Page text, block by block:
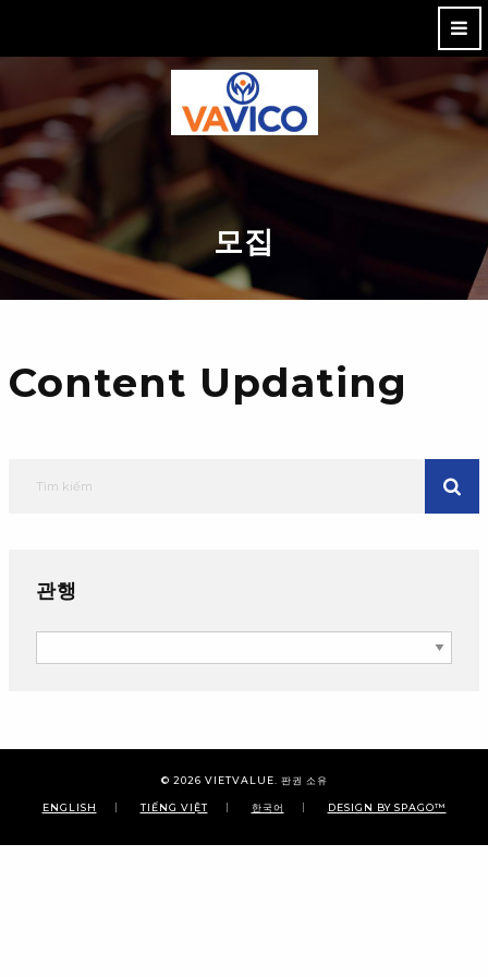
모집
Content Updating
TÌM
관행
© 2026 VIETVALUE . 판권 소유
ENGLISH TIẾNG VIỆT 한국어 DESIGN BY SPAGO™